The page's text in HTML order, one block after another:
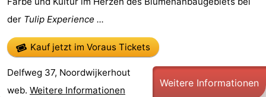
der Tulip Experience ...
Kauf jetzt im Voraus Tickets
Delfweg 37, Noordwijkerhout
web. Weitere Informationen
Weitere Informationen